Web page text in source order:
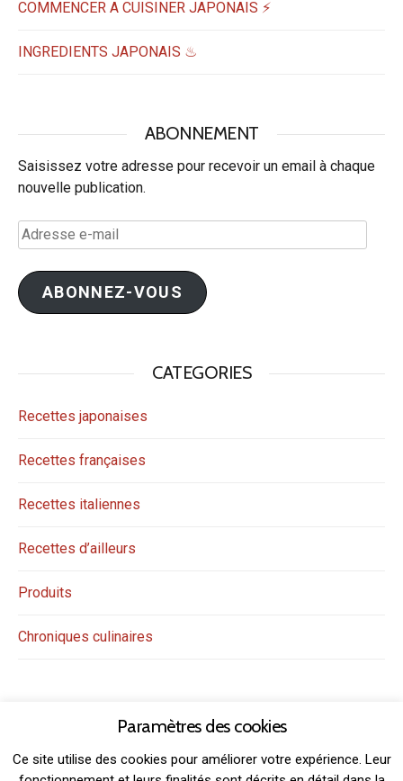
COMMENCER A CUISINER JAPONAIS ⚡
INGREDIENTS JAPONAIS ♨
ABONNEMENT
Saisissez votre adresse pour recevoir un email à chaque
nouvelle publication.
Adresse
e-
mail
ABONNEZ-VOUS
CATEGORIES
Recettes japonaises
Recettes françaises
Recettes italiennes
Recettes d’ailleurs
Produits
Chroniques culinaires
Paramètres des cookies
Ce site utilise des cookies pour améliorer votre expérience. Leur